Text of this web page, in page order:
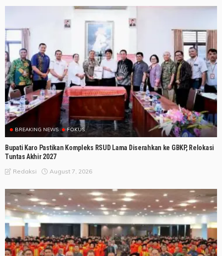
BREAKING NEWS FOKUS
Bupati Karo Pastikan Kompleks RSUD Lama Diserahkan ke GBKP, Relokasi
Tuntas Akhir 2027
Redaksi August 7, 2026